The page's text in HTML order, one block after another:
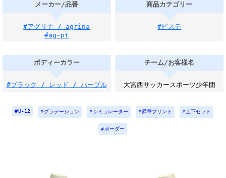
メーカー/品番
#アグリナ / agrina
#ag-pt
商品カテゴリー
#ピステ
ボディーカラー
#ブラック / レッド / パープル
チーム/お客様名
大宮西サッカースポーツ少年団
U-12 グラデーション シミュレーター 昇華プリント 上下セット
ボーダー